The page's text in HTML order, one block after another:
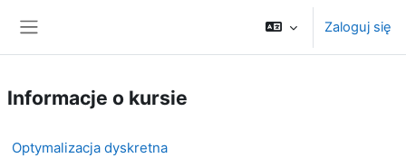
Zaloguj się
Informacje o kursie
Optymalizacja dyskretna